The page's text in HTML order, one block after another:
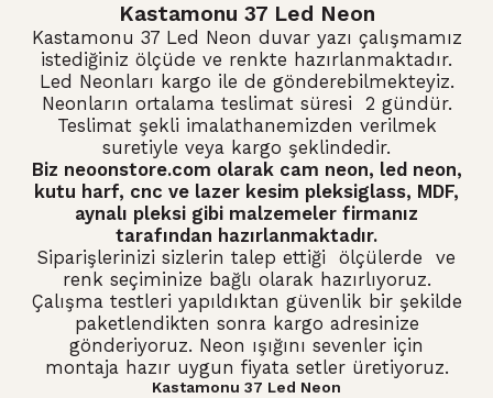
Kastamonu 37 Led Neon
Kastamonu 37 Led Neon duvar yazı çalışmamız
istediğiniz ölçüde ve renkte hazırlanmaktadır.
Led Neonları kargo ile de gönderebilmekteyiz.
Neonların ortalama teslimat süresi 2 gündür.
Teslimat şekli imalathanemizden verilmek
suretiyle veya kargo şeklindedir.
Biz neoonstore.com olarak cam neon, led neon,
kutu harf, cnc ve lazer kesim pleksiglass, MDF,
aynalı pleksi gibi malzemeler firmanız
tarafından hazırlanmaktadır.
Siparişlerinizi sizlerin talep ettiği ölçülerde ve
renk seçiminize bağlı olarak hazırlıyoruz.
Çalışma testleri yapıldıktan güvenlik bir şekilde
paketlendikten sonra kargo adresinize
gönderiyoruz. Neon ışığını sevenler için
montaja hazır uygun fiyata setler üretiyoruz.
Kastamonu 37 Led Neon